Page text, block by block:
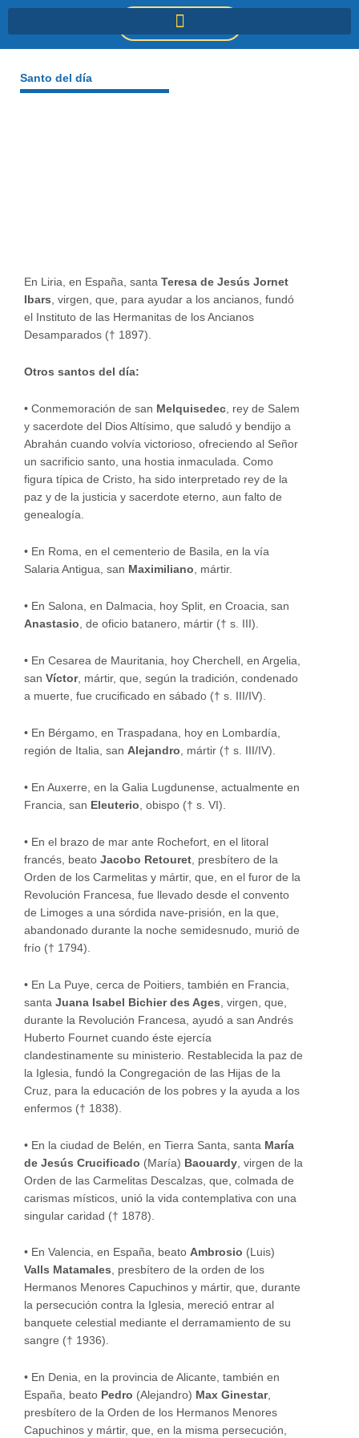
DONACIONES
Santo del día
En Liria, en España, santa Teresa de Jesús Jornet
Ibars, virgen, que, para ayudar a los ancianos, fundó
el Instituto de las Hermanitas de los Ancianos
Desamparados († 1897).
Otros santos del día:
• Conmemoración de san Melquisedec, rey de Salem
y sacerdote del Dios Altísimo, que saludó y bendijo a
Abrahán cuando volvía victorioso, ofreciendo al Señor
un sacrificio santo, una hostia inmaculada. Como
figura típica de Cristo, ha sido interpretado rey de la
paz y de la justicia y sacerdote eterno, aun falto de
genealogía.
• En Roma, en el cementerio de Basila, en la vía
Salaria Antigua, san Maximiliano , mártir.
• En Salona, en Dalmacia, hoy Split, en Croacia, san
Anastasio , de oficio batanero, mártir († s. III).
• En Cesarea de Mauritania, hoy Cherchell, en Argelia,
san Víctor, mártir, que, según la tradición, condenado
a muerte, fue crucificado en sábado († s. III/IV).
• En Bérgamo, en Traspadana, hoy en Lombardía,
región de Italia, san Alejandro , mártir († s. III/IV).
• En Auxerre, en la Galia Lugdunense, actualmente en
Francia, san Eleuterio , obispo († s. VI).
• En el brazo de mar ante Rochefort, en el litoral
francés, beato Jacobo Retouret , presbítero de la
Orden de los Carmelitas y mártir, que, en el furor de la
Revolución Francesa, fue llevado desde el convento
de Limoges a una sórdida nave-prisión, en la que,
abandonado durante la noche semidesnudo, murió de
frío († 1794).
• En La Puye, cerca de Poitiers, también en Francia,
santa Juana Isabel Bichier des Ages , virgen, que,
durante la Revolución Francesa, ayudó a san Andrés
Huberto Fournet cuando éste ejercía
clandestinamente su ministerio. Restablecida la paz de
la Iglesia, fundó la Congregación de las Hijas de la
Cruz, para la educación de los pobres y la ayuda a los
enfermos († 1838).
• En la ciudad de Belén, en Tierra Santa, santa María
de Jesús Crucificado (María) Baouardy , virgen de la
Orden de las Carmelitas Descalzas, que, colmada de
carismas místicos, unió la vida contemplativa con una
singular caridad († 1878).
• En Valencia, en España, beato Ambrosio (Luis)
Valls Matamales, presbítero de la orden de los
Hermanos Menores Capuchinos y mártir, que, durante
la persecución contra la Iglesia, mereció entrar al
banquete celestial mediante el derramamiento de su
sangre († 1936).
• En Denia, en la provincia de Alicante, también en
España, beato Pedro (Alejandro) Max Ginestar,
presbítero de la Orden de los Hermanos Menores
Capuchinos y mártir, que, en la misma persecución,